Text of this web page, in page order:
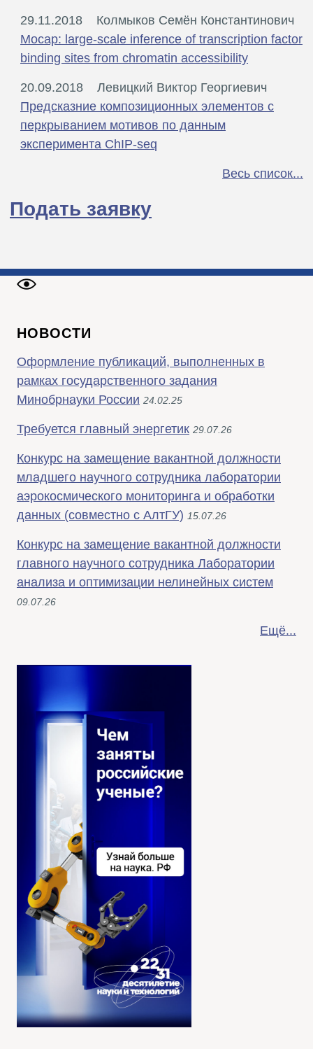
29.11.2018
Колмыков Семён Константинович
Mocap: large-scale inference of transcription factor
binding sites from chromatin accessibility
20.09.2018
Левицкий Виктор Георгиевич
Предсказние композиционных элементов с
перкрыванием мотивов по данным
эксперимента ChIP-seq
Весь список...
Подать заявку
НОВОСТИ
Оформление публикаций, выполненных в
рамках государственного задания
Минобрнауки России 24.02.25
Требуется главный энергетик 29.07.26
Конкурс на замещение вакантной должности
младшего научного сотрудника лаборатории
аэрокосмического мониторинга и обработки
данных (совместно с АлтГУ) 15.07.26
Конкурс на замещение вакантной должности
главного научного сотрудника Лаборатории
анализа и оптимизации нелинейных систем
09.07.26
Ещё...